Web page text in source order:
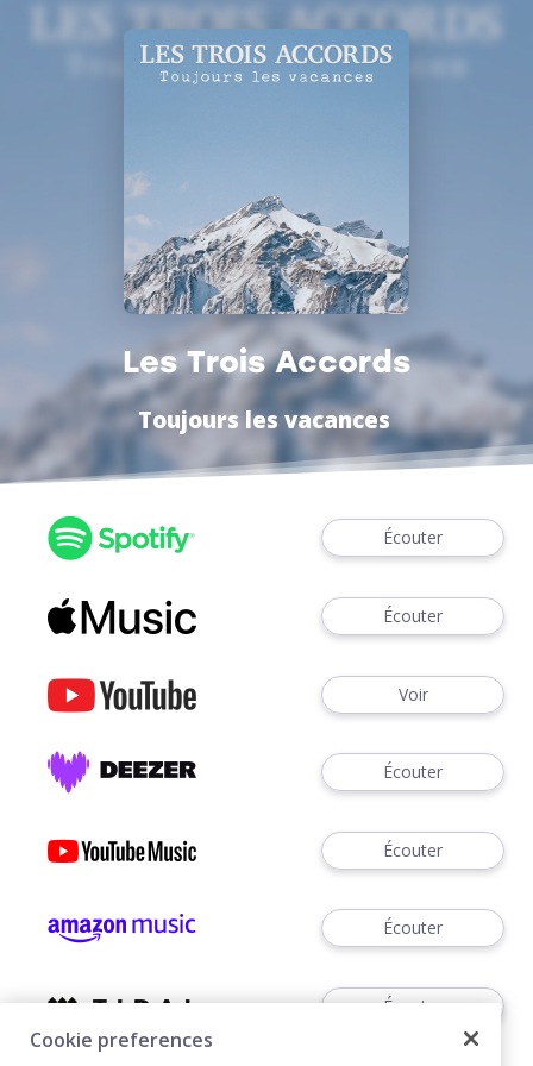
Les Trois Accords
Toujours les vacances
Écouter
Écouter
Voir
Écouter
Écouter
Écouter
Écouter
Cookie preferences